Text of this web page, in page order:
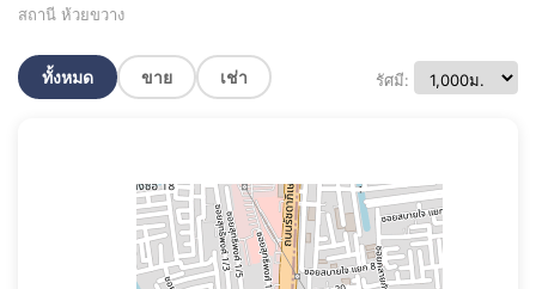
สถานี ห้วยขวาง
ทั้งหมด ขาย เช่า รัศมี: